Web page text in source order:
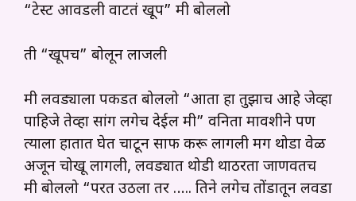
“टेस्ट आवडली वाटतं खूप” मी बोललो
ती “खूपच” बोलून लाजली
मी लवड्याला पकडत बोललो “आता हा तुझाच आहे जेव्हा
पाहिजे तेव्हा सांग लगेच देईल मी” वनिता मावशीने पण
त्याला हातात घेत चाटून साफ करू लागली मग थोडा वेळ
अजून चोखू लागली, लवड्यात थोडी थाठरता जाणवतच
मी बोललो “परत उठला तर ….. तिने लगेच तोंडातून लवडा